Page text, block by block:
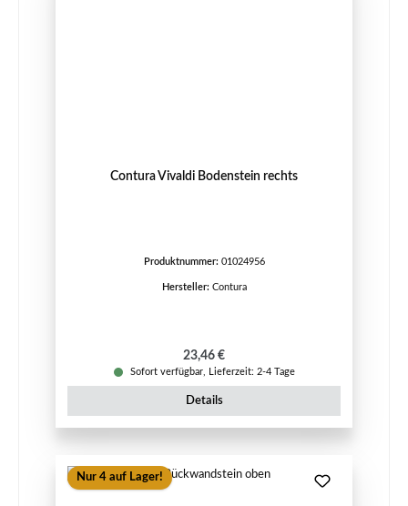
Contura Vivaldi Bodenstein rechts
Produktnummer: 01024956
Hersteller: Contura
Regulärer Preis:
23,46 €
Sofort verfügbar, Lieferzeit: 2-4 Tage
Details
Nur 4 auf Lager!